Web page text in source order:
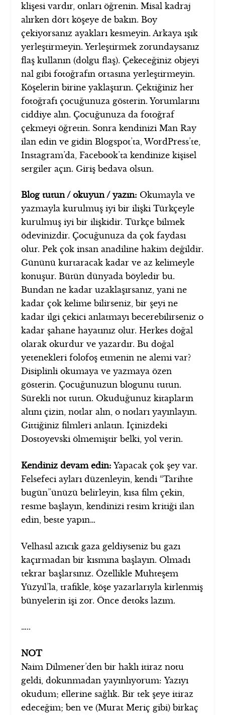
klişesi vardır, onları öğrenin. Misal kadraj
alırken dört köşeye de bakın. Boy
çekiyorsanız ayakları kesmeyin. Arkaya ışık
yerleştirmeyin. Yerleştirmek zorundaysanız
flaş kullanın (dolgu flaş). Çekeceğiniz objeyi
nal gibi fotoğrafın ortasına yerleştirmeyin.
Köşelerin birine yaklaştırın. Çektiğiniz her
fotoğrafı çocuğunuza gösterin. Yorumlarını
ciddiye alın. Çocuğunuza da fotoğraf
çekmeyi öğretin. Sonra kendinizi Man Ray
ilan edin ve gidin Blogspot’ta, WordPress’te,
Instagram’da, Facebook’ta kendinize kişisel
sergiler açın. Giriş bedava olsun.
Blog tutun / okuyun / yazın: Okumayla ve
yazmayla kurulmuş iyi bir ilişki Türkçeyle
kurulmuş iyi bir ilişkidir. Türkçe bilmek
ödevinizdir. Çocuğunuza da çok faydası
olur. Pek çok insan anadiline hakim değildir.
Gününü kurtaracak kadar ve az kelimeyle
konuşur. Bütün dünyada böyledir bu.
Bundan ne kadar uzaklaşırsanız, yani ne
kadar çok kelime bilirseniz, bir şeyi ne
kadar ilgi çekici anlatmayı becerebilirseniz o
kadar şahane hayatınız olur. Herkes doğal
olarak okurdur ve yazardır. Bu doğal
yetenekleri folofoş etmenin ne alemi var?
Disiplinli okumaya ve yazmaya özen
gösterin. Çocuğunuzun blogunu tutun.
Sürekli not tutun. Okuduğunuz kitapların
altını çizin, notlar alın, o notları yayınlayın.
Gittiğiniz filmleri anlatın. İçinizdeki
Dostoyevski ölmemiştir belki, yol verin.
Kendiniz devam edin: Yapacak çok şey var.
Felsefeci ayları düzenleyin, kendi “Tarihte
bugün”ünüzü belirleyin, kısa film çekin,
resme başlayın, kendinizi resim kritiği ilan
edin, beste yapın…
Velhasıl azıcık gaza geldiyseniz bu gazı
kaçırmadan bir kısmına başlayın. Olmadı
tekrar başlarsınız. Özellikle Muhteşem
Yüzyıl’la, trafikle, köşe yazarlarıyla kirlenmiş
bünyelerin işi zor. Önce detoks lazım.
…..
NOT
Naim Dilmener’den bir haklı itiraz notu
geldi, dokunmadan yayınlıyorum: Yazıyı
okudum; ellerine sağlık. Bir tek şeye itiraz
edeceğim; ben ve (Murat Meriç gibi) birkaç